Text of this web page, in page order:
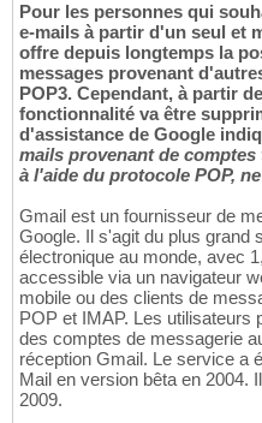
Pour les personnes qui
e-mails à partir d'un seul et
offre depuis longtemps la
messages provenant
POP3. Cependant, à partir
fonctionnalité va être
d'assistance de Google
mails provenant de
à l'aide du protocole POP,
Gmail est un fournisseur de
Google. Il s'agit du plus grand
électronique au monde, avec
accessible via un navigateur
mobile ou des clients de
POP et IMAP. Les utilisateurs
des comptes de messagerie
réception Gmail. Le service a
Mail en version bêta en 2004.
2009.